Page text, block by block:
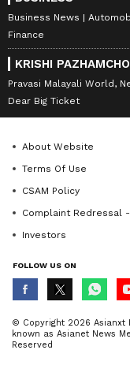
Business News
Finance
KRISHI
Pravasi Malayali World,
Dear Big Ticket
About Website
Terms Of Use
CSAM Policy
Complaint Redressal
Investors
FOLLOW US ON
© Copyright 2026 Asianxt
known as Asianet News
Reserved